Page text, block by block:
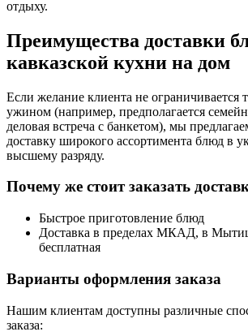
отдыху.
Преимущества доставки
кавказской кухни на дом
Если желание клиента не ограничивается
ужином (например, предполагается
деловая встреча с банкетом), мы
доставку широкого ассортимента блюд в
высшему разряду.
Почему же стоит заказать
Быстрое приготовление блюд
Доставка в пределах МКАД, в
бесплатная
Варианты оформления заказа
Нашим клиентам доступны различные
заказа: